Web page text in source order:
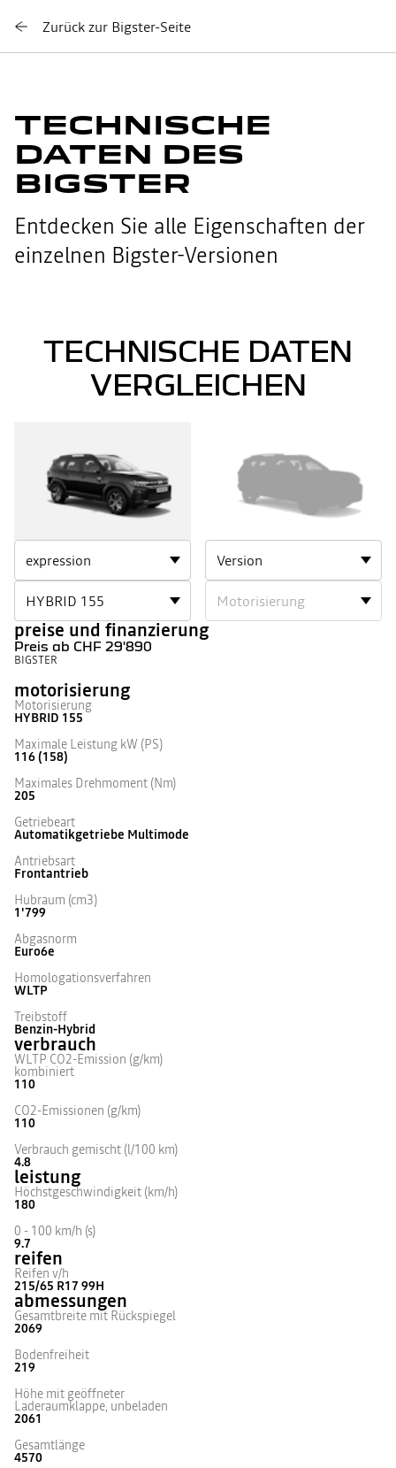
Zurück zur Bigster-Seite
TECHNISCHE
DATEN DES
BIGSTER
Entdecken Sie alle Eigenschaften der
einzelnen Bigster-Versionen
TECHNISCHE DATEN
VERGLEICHEN
preise und finanzierung
Preis ab CHF 29'890
BIGSTER
motorisierung
Motorisierung
HYBRID 155
Maximale Leistung kW (PS)
116 (158)
Maximales Drehmoment (Nm)
205
Getriebeart
Automatikgetriebe Multimode
Antriebsart
Frontantrieb
Hubraum (cm3)
1'799
Abgasnorm
Euro6e
Homologationsverfahren
WLTP
Treibstoff
Benzin-Hybrid
verbrauch
WLTP CO2-Emission (g/km)
kombiniert
110
CO2-Emissionen (g/km)
110
Verbrauch gemischt (l/100 km)
4.8
leistung
Höchstgeschwindigkeit (km/h)
180
0 - 100 km/h (s)
9.7
reifen
Reifen v/h
215/65 R17 99H
abmessungen
Gesamtbreite mit Rückspiegel
2069
Bodenfreiheit
219
Höhe mit geöffneter
Laderaumklappe, unbeladen
2061
Gesamtlänge
4570